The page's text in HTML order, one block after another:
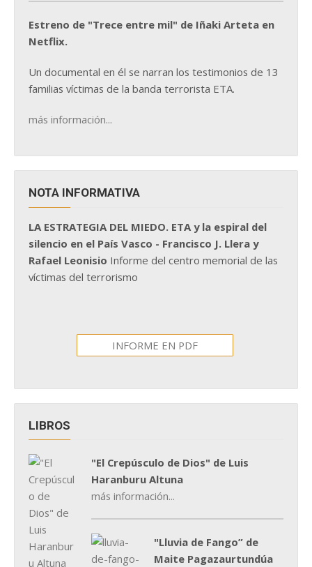
Estreno de "Trece entre mil" de Iñaki Arteta en
Netflix.
Un documental en él se narran los testimonios de 13
familias víctimas de la banda terrorista ETA.
más información...
NOTA INFORMATIVA
LA ESTRATEGIA DEL MIEDO. ETA y la espiral del
silencio en el País Vasco - Francisco J. Llera y
Rafael Leonisio Informe del centro memorial de las
víctimas del terrorismo
INFORME EN PDF
LIBROS
"El Crepúsculo de Dios" de Luis
Haranburu Altuna
más información...
"Lluvia de Fango” de
Maite Pagazaurtundúa